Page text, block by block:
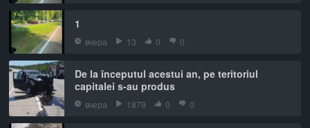
1
вчера 13 0 0
De la începutul acestui an, pe teritoriul
capitalei s-au produs
вчера 1879 0 0